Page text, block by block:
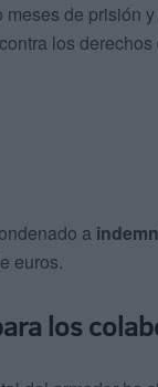
meses de prisión
los
a
euros.
los